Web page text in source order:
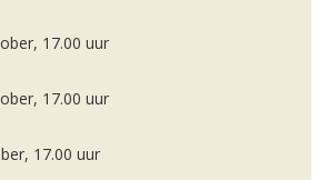
17.00 uur
17.00 uur
17.00 uur